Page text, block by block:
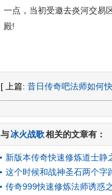
一点，当初受邀去炎河交易
殿!
[ 上篇: 昔日传奇吧法师如何
与冰火战歌相关的文章有：
新版本传奇快速修炼道士静
这个时候和战神圣石两个字
传奇999快速修炼法师诱惑